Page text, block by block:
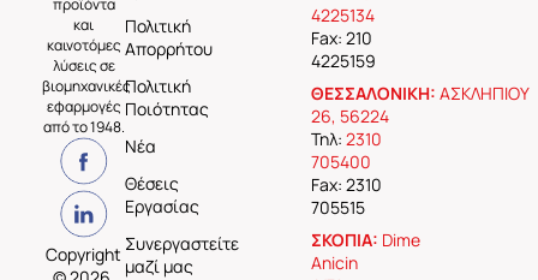
προϊόντα
και
καινοτόμες
λύσεις σε
βιομηχανικές
εφαρμογές
από το 1948.
Copyright
Πολιτική
Απορρήτου
Πολιτική
Ποιότητας
Νέα
Θέσεις
Εργασίας
Συνεργαστείτε
μαζί μας
4225134
Fax: 210
4225159
ΘΕΣΣΑΛΟΝΙΚΗ: ΑΣΚΛΗΠΙΟΥ
26, 56224
Τηλ: 2310
705400
Fax: 2310
705515
ΣΚΟΠΙΑ: Dime
Anicin